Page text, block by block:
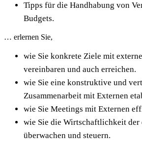
Tipps für die Handhabung von
Budgets.
… erlernen Sie,
wie Sie konkrete Ziele mit
vereinbaren und auch erreichen.
wie Sie eine konstruktive und
Zusammenarbeit mit Externen
wie Sie Meetings mit Externen
wie Sie die Wirtschaftlichkeit der
überwachen und steuern.